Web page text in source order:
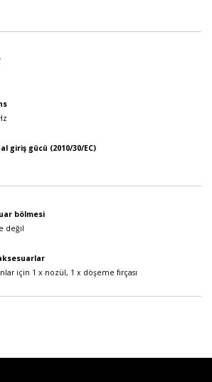
giriş gücü (2010/30/EC)
bölmesi
değil
için 1 x nozül, 1 x döşeme fırçası